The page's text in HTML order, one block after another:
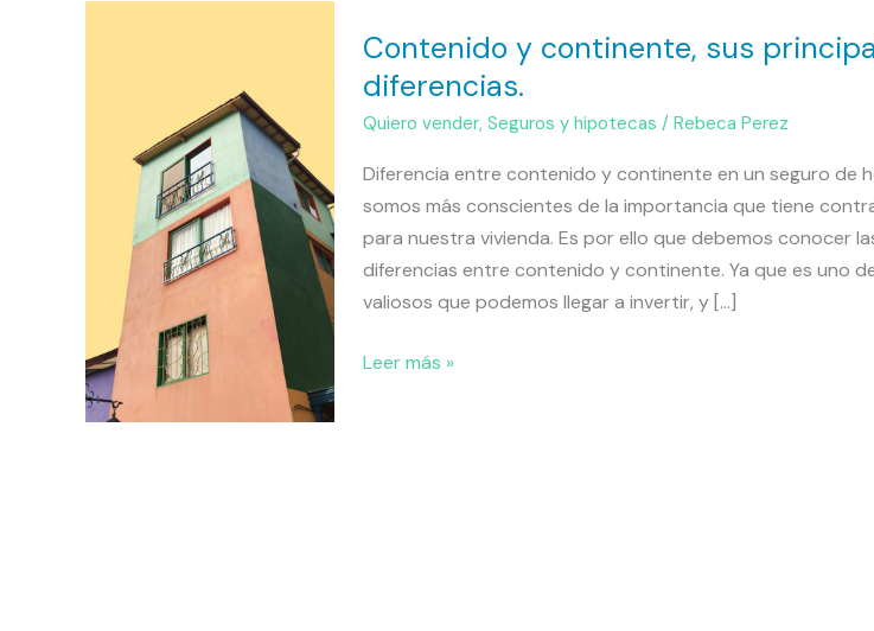
Contenido y continente, sus
diferencias.
Quiero vender, Seguros y hipotecas / Rebeca Perez
Diferencia entre contenido y continente en un seguro de
somos más conscientes de la importancia que tiene
para nuestra vivienda. Es por ello que debemos conocer
diferencias entre contenido y continente. Ya que es uno
valiosos que podemos llegar a invertir, y […]
y
continente,
sus
diferencias.
Leer más »